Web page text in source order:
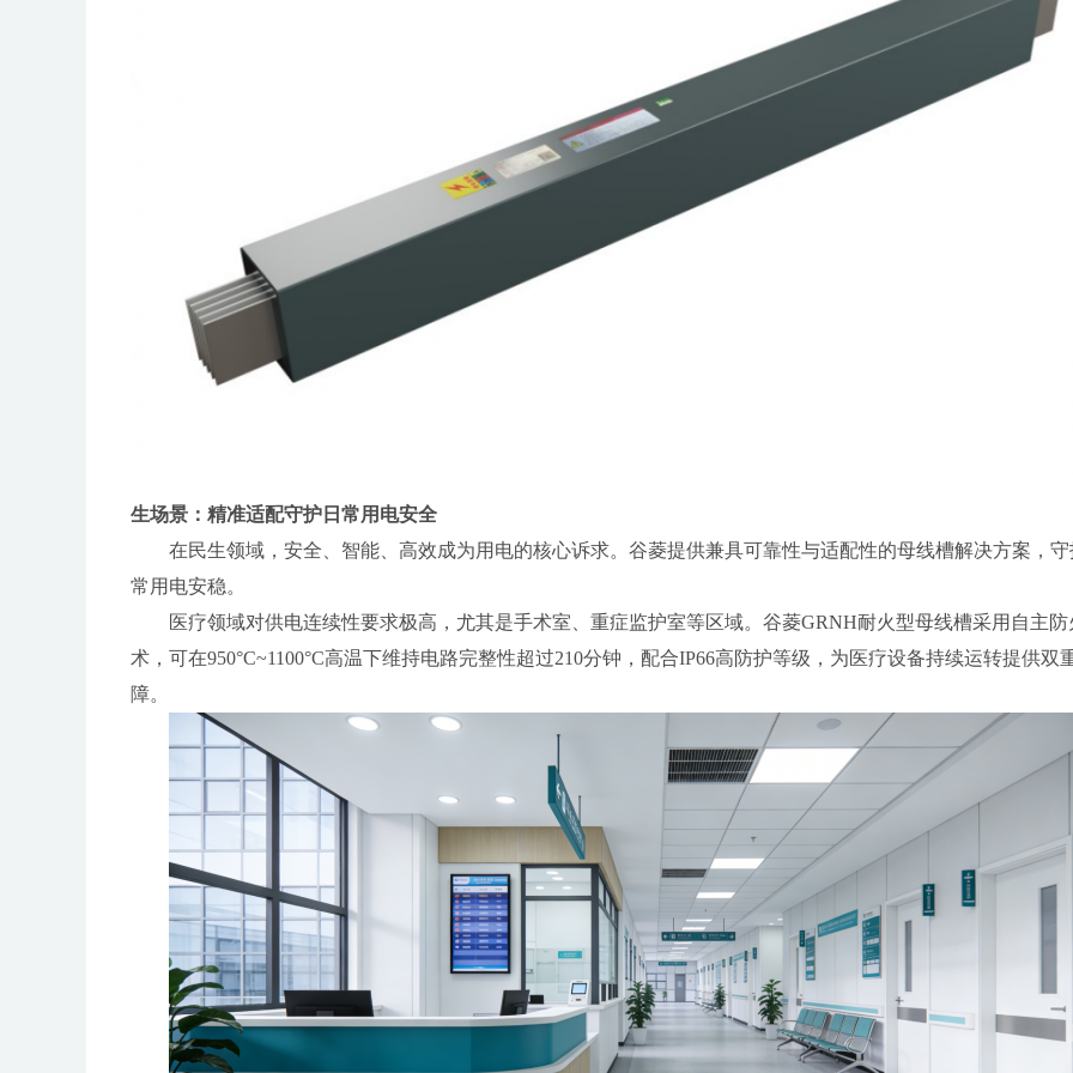
生场景：精准适配守护日常用电安全
在民生领域，安全、智能、高效成为用电的核心诉求。谷菱提供兼具可靠性与适配性的母线槽解决方案，
常用电安稳。
医疗领域对供电连续性要求极高，尤其是手术室、重症监护室等区域。谷菱GRNH耐火型母线槽采用自主防
术，可在950°C~1100°C高温下维持电路完整性超过210分钟，配合IP66高防护等级，为医疗设备持续运转提供双
障。